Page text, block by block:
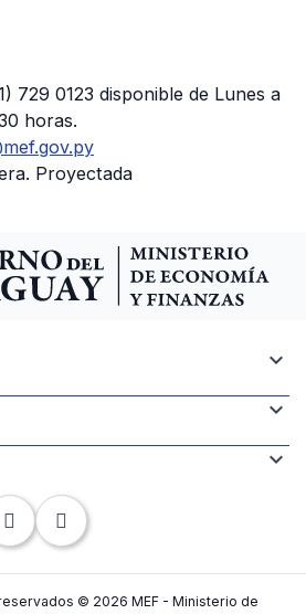
729 0123 disponible de Lunes a
horas.
Proyectada
expand_more
expand_more
República
expand_more
Paraguay
© 2026 MEF - Ministerio de